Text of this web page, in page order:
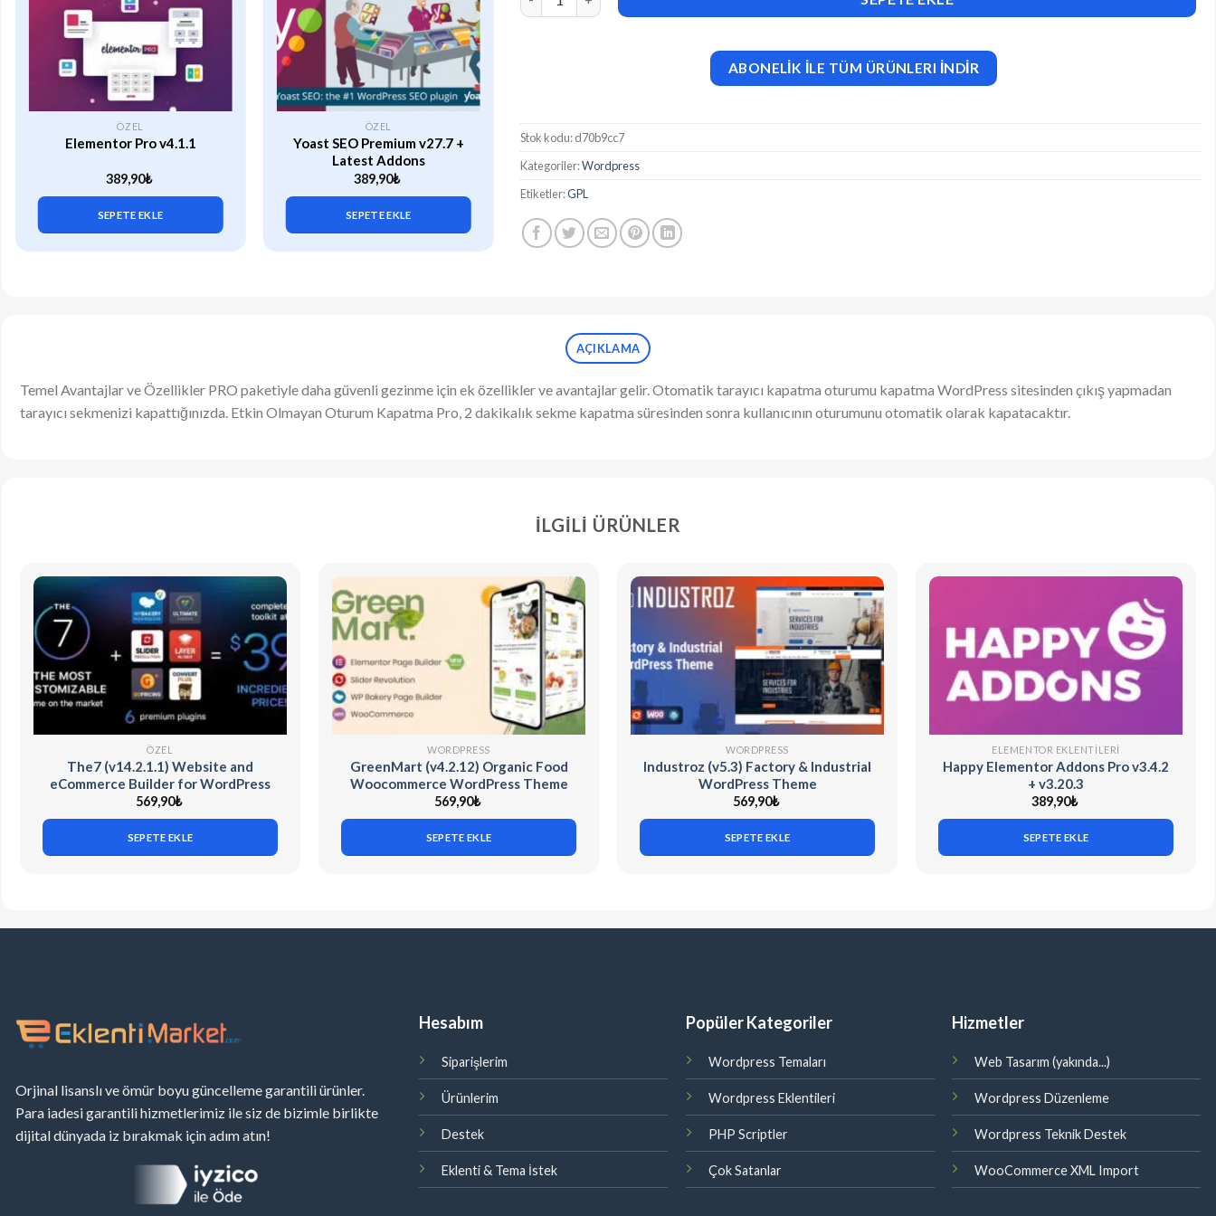
ÖZEL
Elementor Pro v4.1.1
389,90₺
SEPETE EKLE
ÖZEL
Yoast SEO Premium v27.7 +
Latest Addons
389,90₺
SEPETE EKLE
ÖZEL
WP Rocket (v3.21.2) Caching
Plugin for WordPress
419,90₺
ABONELİK İLE TÜM ÜRÜNLERI İNDİR
Stok kodu:d70b9cc7
Kategoriler:Wordpress
Etiketler:GPL
AÇIKLAMA
Temel Avantajlar ve Özellikler PRO paketiyle daha güvenli gezinme için ek özellikler ve avantajlar gelir. Otomatik tarayıcı kapatma oturumu kapatma WordPress sitesinden çıkış yapmadan
tarayıcı sekmenizi kapattığınızda. Etkin Olmayan Oturum Kapatma Pro, 2 dakikalık sekme kapatma süresinden sonra kullanıcının oturumunu otomatik olarak kapatacaktır.
İLGILI ÜRÜNLER
ÖZEL
The7 (v14.2.1.1) Website and
eCommerce Builder for WordPress
569,90₺
SEPETE EKLE
WORDPRESS
GreenMart (v4.2.12) Organic Food
Woocommerce WordPress Theme
569,90₺
SEPETE EKLE
WORDPRESS
Industroz (v5.3) Factory & Industrial
WordPress Theme
569,90₺
SEPETE EKLE
ELEMENTOR EKLENTILERI
Happy Elementor Addons Pro v3.4.2
+ v3.20.3
389,90₺
SEPETE EKLE
Orjinal lisanslı ve ömür boyu güncelleme garantili ürünler.
Para iadesi garantili hizmetlerimiz ile siz de bizimle birlikte
dijital dünyada iz bırakmak için adım atın!
Hesabım
Siparişlerim
Ürünlerim
Destek
Eklenti & Tema İstek
Popüler Kategoriler
Wordpress Temaları
Wordpress Eklentileri
PHP Scriptler
Çok Satanlar
Hizmetler
Web Tasarım (yakında...)
Wordpress Düzenleme
Wordpress Teknik Destek
WooCommerce XML Import